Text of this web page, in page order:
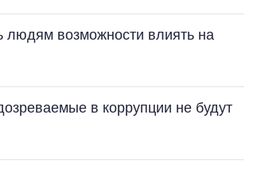
людям возможности влиять на
в коррупции не будут